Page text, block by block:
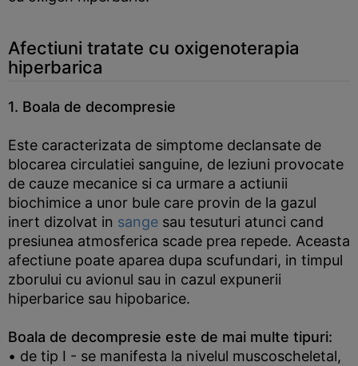
Afectiuni tratate cu oxigenoterapia
hiperbarica
1. Boala de decompresie
Este caracterizata de simptome declansate de
blocarea circulatiei sanguine, de leziuni provocate
de cauze mecanice si ca urmare a actiunii
biochimice a unor bule care provin de la gazul
inert dizolvat in sange sau tesuturi atunci cand
presiunea atmosferica scade prea repede. Aceasta
afectiune poate aparea dupa scufundari, in timpul
zborului cu avionul sau in cazul expunerii
hiperbarice sau hipobarice.
Boala de decompresie este de mai multe tipuri:
• de tip I - se manifesta la nivelul muscoscheletal,